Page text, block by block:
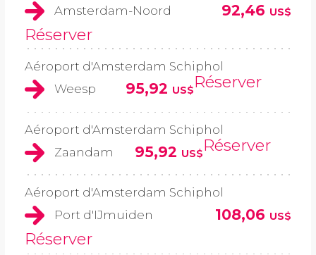
Amsterdam-Noord
92,46 US$
Réserver
Aéroport d'Amsterdam Schiphol
Weesp
95,92 US$Réserver
Aéroport d'Amsterdam Schiphol
Zaandam
95,92 US$Réserver
Aéroport d'Amsterdam Schiphol
Port d'IJmuiden
108,06 US$
Réserver